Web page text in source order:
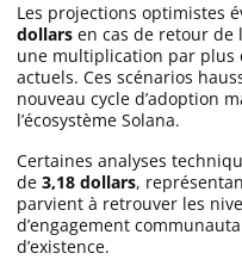
Les projections optimistes
dollars en cas de retour de
une multiplication par plus
actuels. Ces scénarios
nouveau cycle d’adoption
l’écosystème Solana.
Certaines analyses
de 3,18 dollars,
parvient à retrouver les
d’engagement
d’existence.